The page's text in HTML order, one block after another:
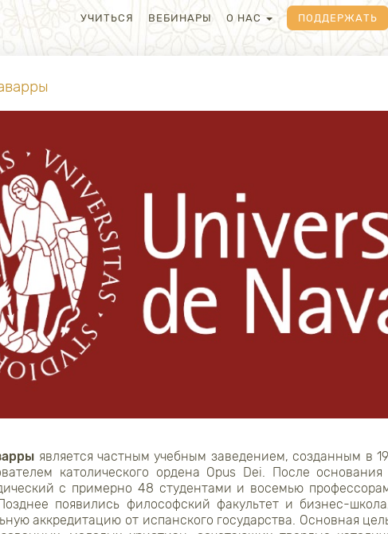
УЧИТЬСЯ ВЕБИНАРЫ О НАС ПОДДЕРЖАТЬ
является частным учебным заведением, созданным в
католического ордена Opus Dei. После
с примерно 48 студентами и восемью
появились философский факультет и бизнес-
аккредитацию от испанского государства. Основная